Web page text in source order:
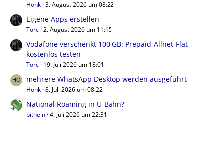
Honk 3. August 2026 um 08:22
Eigene Apps erstellen
Torc 2. August 2026 um 11:15
Vodafone verschenkt 100 GB: Prepaid-Allnet-Flat
kostenlos testen
Torc 19. Juli 2026 um 18:01
mehrere WhatsApp Desktop werden ausgeführt
Honk 8. Juli 2026 um 08:22
National Roaming in U-Bahn?
pithein 4. Juli 2026 um 22:31